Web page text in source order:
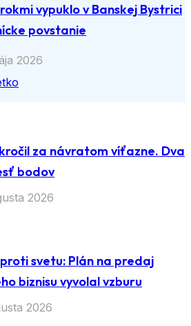
vypuklo v Banskej Bystrici
povstanie
2026
za návratom víťazne. Dva
bodov
2026
svetu: Plán na predaj
biznisu vyvolal vzburu
2026